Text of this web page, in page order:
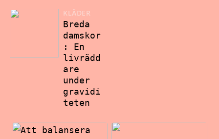
KLÄDER
Breda
damskor
: En
livrädd
are
under
gravidi
teten